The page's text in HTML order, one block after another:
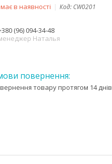
в наявності
Код: CW0201
(96) 094-34-48
Наталья
товару протягом 14 днів